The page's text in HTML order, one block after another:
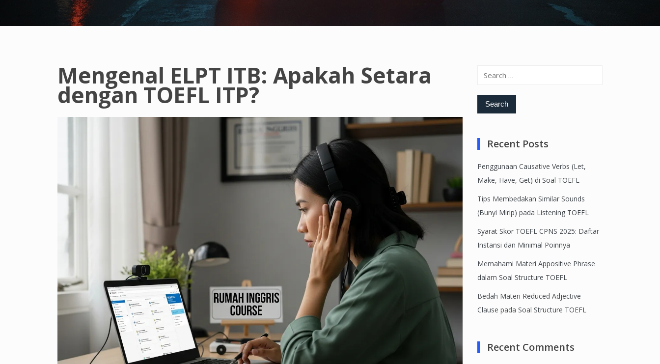
Mengenal ELPT ITB: Apakah Setara
dengan TOEFL ITP?
Search
Recent Posts
Penggunaan Causative Verbs (Let,
Make, Have, Get) di Soal TOEFL
Tips Membedakan Similar Sounds
(Bunyi Mirip) pada Listening TOEFL
Syarat Skor TOEFL CPNS 2025: Daftar
Instansi dan Minimal Poinnya
Memahami Materi Appositive Phrase
dalam Soal Structure TOEFL
Bedah Materi Reduced Adjective
Clause pada Soal Structure TOEFL
Recent Comments